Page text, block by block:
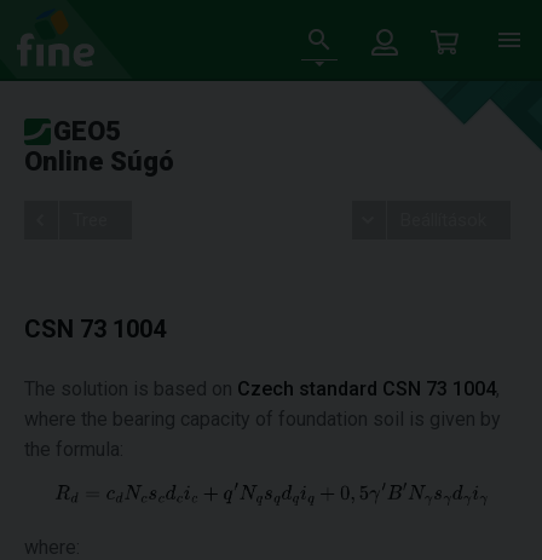
GEO5
Online Súgó
CSN 73 1004
The solution is based on Czech standard CSN 73 1004,
where the bearing capacity of foundation soil is given by
the formula:
where: